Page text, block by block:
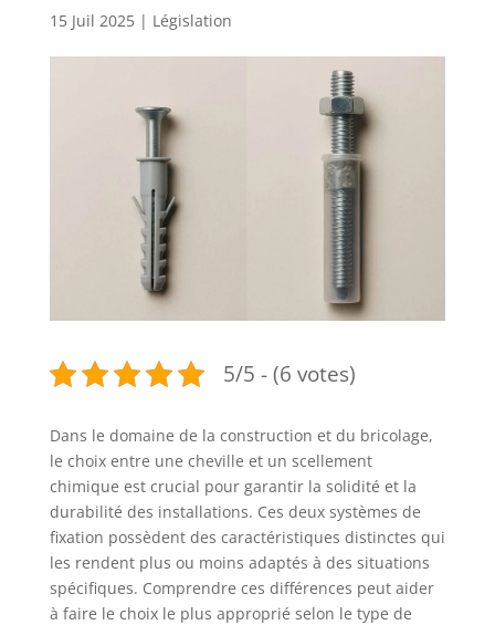
15 Juil 2025| Législation
5/5 - (6 votes)
Dans le domaine de la construction et du bricolage,
le choix entre une cheville et un scellement
chimique est crucial pour garantir la solidité et la
durabilité des installations. Ces deux systèmes de
fixation possèdent des caractéristiques distinctes qui
les rendent plus ou moins adaptés à des situations
spécifiques. Comprendre ces différences peut aider
à faire le choix le plus approprié selon le type de